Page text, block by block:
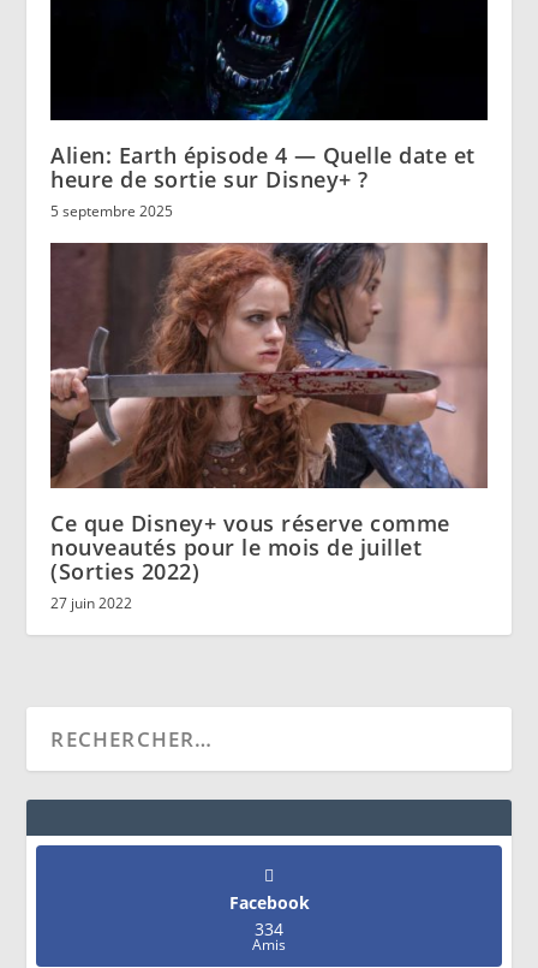
Alien: Earth épisode 4 — Quelle date et
heure de sortie sur Disney+ ?
5 septembre 2025
Ce que Disney+ vous réserve comme
nouveautés pour le mois de juillet
(Sorties 2022)
27 juin 2022
Facebook
334
Amis